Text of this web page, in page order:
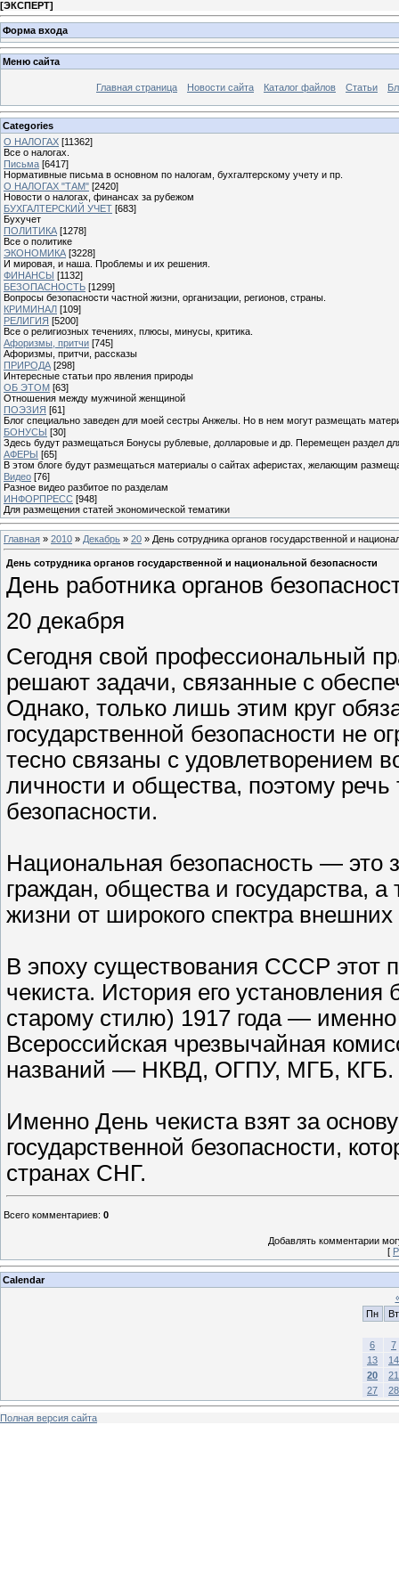
[ЭКСПЕРТ]
Форма входа
Меню сайта
Главная страница Новости сайта Каталог файлов Статьи
Categories
О НАЛОГАХ [11362]
Все о налогах.
Письма [6417]
Нормативные письма в основном по налогам, бухгалтерскому учету и пр.
О НАЛОГАХ "ТАМ" [2420]
Новости о налогах, финансах за рубежом
БУХГАЛТЕРСКИЙ УЧЕТ [683]
Бухучет
ПОЛИТИКА [1278]
Все о политике
ЭКОНОМИКА [3228]
И мировая, и наша. Проблемы и их решения.
ФИНАНСЫ [1132]
БЕЗОПАСНОСТЬ [1299]
Вопросы безопасности частной жизни, организации, регионов, страны.
КРИМИНАЛ [109]
РЕЛИГИЯ [5200]
Все о религиозных течениях, плюсы, минусы, критика.
Афоризмы, притчи [745]
Афоризмы, притчи, рассказы
ПРИРОДА [298]
Интересные статьи про явления природы
ОБ ЭТОМ [63]
Отношения между мужчиной женщиной
ПОЭЗИЯ [61]
Блог специально заведен для моей сестры Анжелы. Но в нем могут размещать
БОНУСЫ [30]
Здесь будут размещаться Бонусы рублевые, долларовые и др. Перемещен раздел
АФЕРЫ [65]
В этом блоге будут размещаться материалы о сайтах аферистах, желающим
Видео [76]
Разное видео разбитое по разделам
ИНФОРПРЕСС [948]
Для размещения статей экономической тематики
Главная » 2010 » Декабрь » 20 » День сотрудника органов государственной и
День сотрудника органов государственной и национальной безопасности
День работника органов
20 декабря
Сегодня свой профессиональный
решают задачи, связанные с
Однако, только лишь этим круг
государственной безопасности не
тесно связаны с удовлетворением
личности и общества, поэтому
безопасности.
Национальная безопасность —
граждан, общества и государства,
жизни от широкого спектра внешних
В эпоху существования СССР этот
чекиста. История его
старому стилю) 1917 года —
Всероссийская чрезвычайная
названий — НКВД, ОГПУ, МГБ, КГБ.
Именно День чекиста взят за
государственной безопасности,
странах СНГ.
Всего комментариев: 0
Добавлять комментарии
[
Calendar
Пн
Вт
6
7
13
14
20
21
27
28
Полная версия сайта